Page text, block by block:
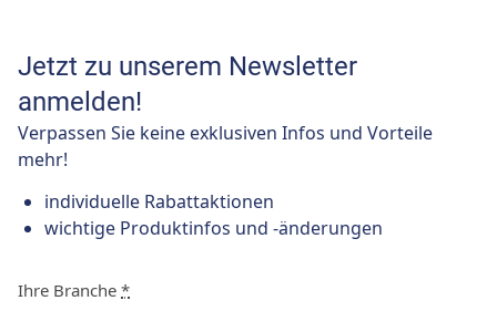
Jetzt zu unserem Newsletter
anmelden!
Verpassen Sie keine exklusiven Infos und Vorteile
mehr!
individuelle Rabattaktionen
wichtige Produktinfos und -änderungen
Ihre Branche *